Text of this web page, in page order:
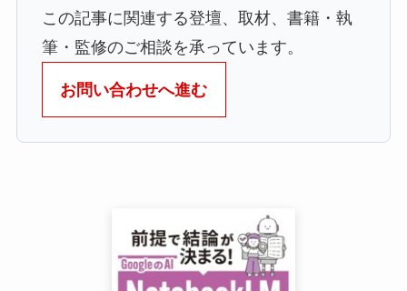
この記事に関連する登壇、取材、書籍・執
筆・監修のご相談を承っています。
お問い合わせへ進む